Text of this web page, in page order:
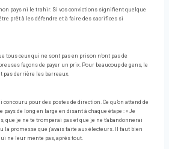
pays ni le trahir. Si vos convictions signifient quelque
prêt à les défendre et à faire des sacrifices si
tous ceux qui ne sont pas en prison n’ont pas de
façons de payer un prix. Pour beaucoup de gens, le
pas derrière les barreaux.
pour des postes de direction. Ce qu’on attend de
de long en large en disant à chaque étape : « Je
que je ne te tromperai pas et que je ne t'abandonnerai
la promesse que j'avais faite aux électeurs. Il faut bien
ne leur mente pas, après tout.